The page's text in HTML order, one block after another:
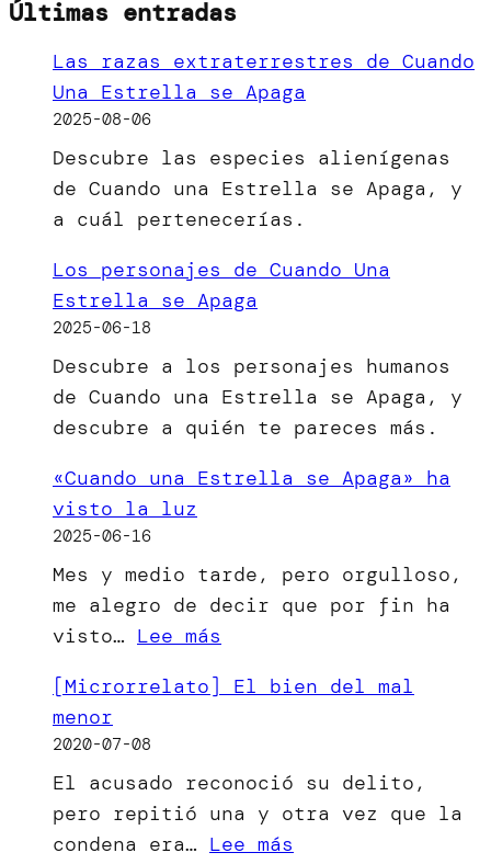
Últimas entradas
Las razas extraterrestres de Cuando
Una Estrella se Apaga
2025-08-06
Descubre las especies alienígenas
de Cuando una Estrella se Apaga, y
a cuál pertenecerías.
Los personajes de Cuando Una
Estrella se Apaga
2025-06-18
Descubre a los personajes humanos
de Cuando una Estrella se Apaga, y
descubre a quién te pareces más.
«Cuando una Estrella se Apaga» ha
visto la luz
2025-06-16
Mes y medio tarde, pero orgulloso,
me alegro de decir que por fin ha
visto… Lee más
una
Apaga»
ha
visto
[Microrrelato] El bien del mal
menor
2020-07-08
El acusado reconoció su delito,
pero repitió una y otra vez que la
condena era… Lee más